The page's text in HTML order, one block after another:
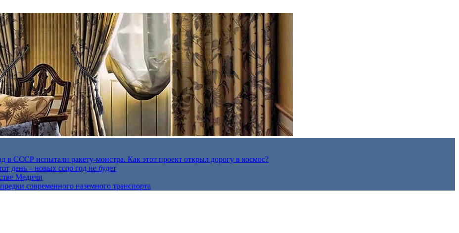
в СССР испытали ракету-монстра. Как этот проект открыл дорогу в космос?
день – новых ссор год не будет
Медичи
современного наземного транспорта